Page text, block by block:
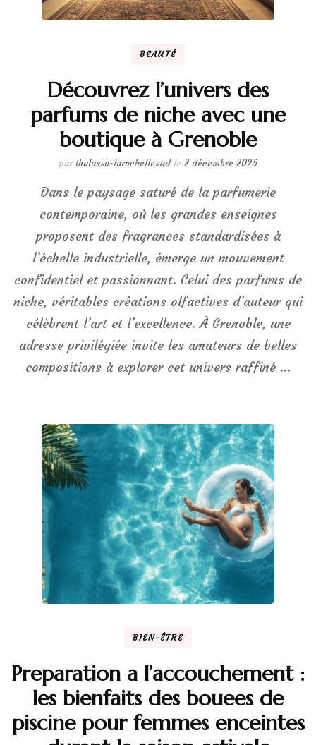
BEAUTÉ
Découvrez l’univers des
parfums de niche avec une
boutique à Grenoble
parthalasso-larochellesud le 2 décembre 2025
Dans le paysage saturé de la parfumerie
contemporaine, où les grandes enseignes
proposent des fragrances standardisées à
l’échelle industrielle, émerge un mouvement
confidentiel et passionnant. Celui des parfums de
niche, véritables créations olfactives d’auteur qui
célèbrent l’art et l’excellence. À Grenoble, une
adresse privilégiée invite les amateurs de belles
compositions à explorer cet univers raffiné …
BIEN-ÊTRE
Preparation a l’accouchement :
les bienfaits des bouees de
piscine pour femmes enceintes